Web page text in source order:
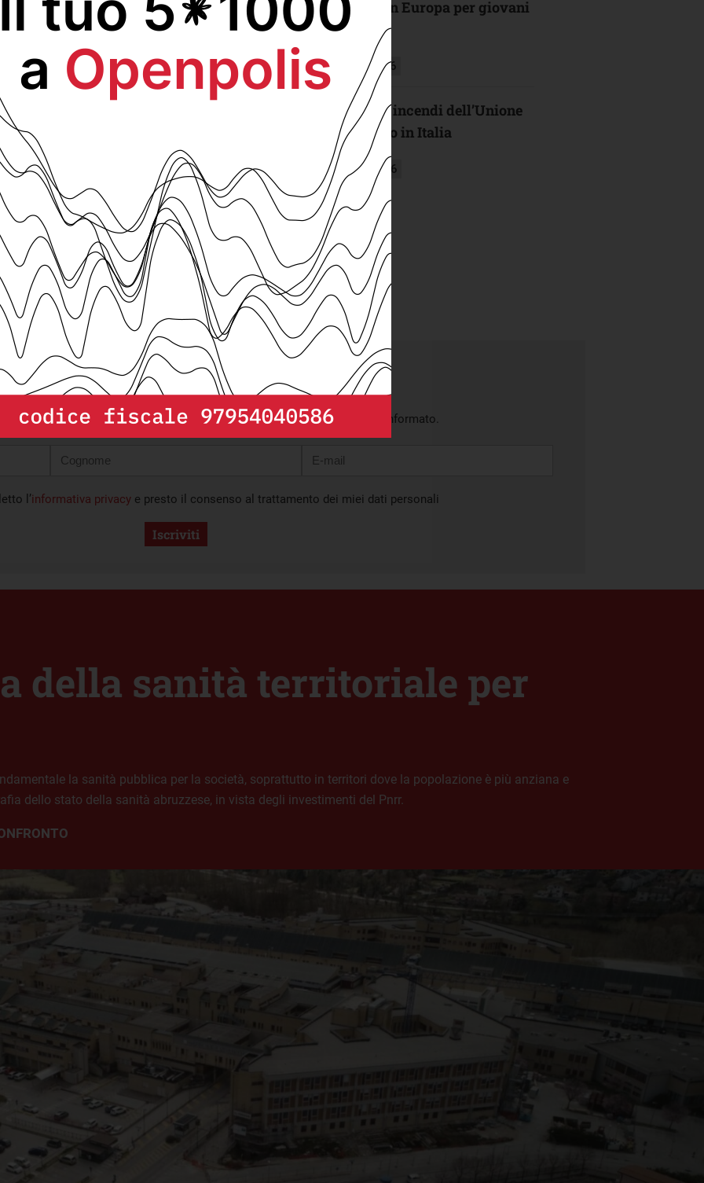
territoriale per
Abruzzo sul TgR
Abruzzo
L’Italia è penultima in Europa per giovani
laureati
Martedì 4 Agosto 2026
Più di un terzo degli incendi dell’Unione
Europea è divampato in Italia
Martedì 28 Luglio 2026
Iscriviti alla newsletter
dati, grafici e mappe liberamente utilizzabili per promuovere un dibattito informato.
l’informativa privacye presto il consenso al trattamento dei miei dati personali
Iscriviti
della sanità territoriale per
la sanità pubblica per la società, soprattutto in territori dove la popolazione è più anziana e
dello stato della sanità abruzzese, in vista degli investimenti del Pnrr.